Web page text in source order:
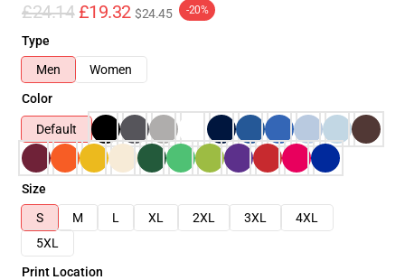
£24.14 £19.32 $24.45 -20%
Type
Men
Women
Color
Default
Size
S
M L XL 2XL 3XL
4XL
5XL
Print Location